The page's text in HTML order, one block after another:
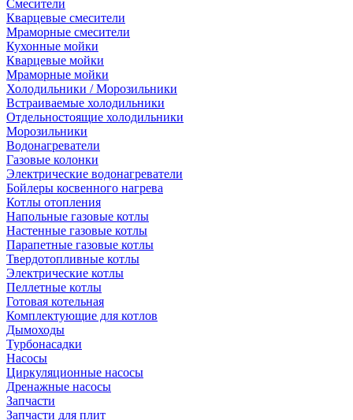
Смесители
Кварцевые смесители
Мраморные смесители
Кухонные мойки
Кварцевые мойки
Мраморные мойки
Холодильники / Морозильники
Встраиваемые холодильники
Отдельностоящие холодильники
Морозильники
Водонагреватели
Газовые колонки
Электрические водонагреватели
Бойлеры косвенного нагрева
Котлы отопления
Напольные газовые котлы
Настенные газовые котлы
Парапетные газовые котлы
Твердотопливные котлы
Электрические котлы
Пеллетные котлы
Готовая котельная
Комплектующие для котлов
Дымоходы
Турбонасадки
Насосы
Циркуляционные насосы
Дренажные насосы
Запчасти
Запчасти для плит